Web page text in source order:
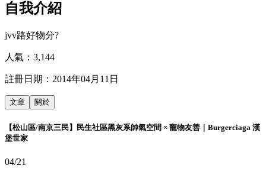
自我介紹
jvv路好物分?
人氣： 3,144
註冊日期： 2014年04月11日
文章 關於
【松山區/南京三民】民生社區黑灰系帥氣空間 × 寵物友善｜Burgerciaga 漢
堡世家
04/21